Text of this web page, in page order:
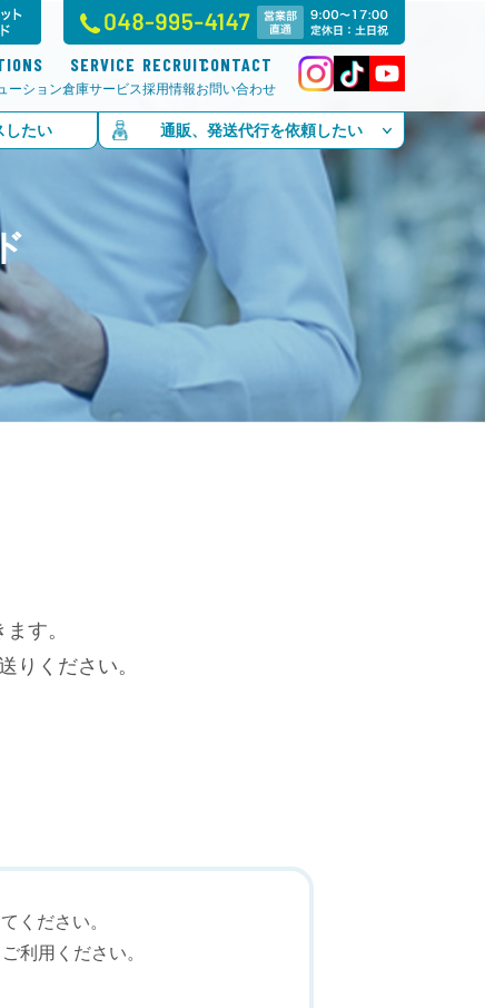
ーション倉庫サービス
SERVICE
採用情報
RECRUIT
お問い合わせ
CONTACT
したい 通販、発送代行を依頼したい
す。
りください。
ください。
利用ください。